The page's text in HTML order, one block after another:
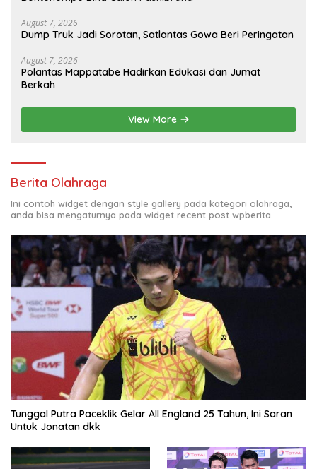
August 7, 2026
Dump Truk Jadi Sorotan, Satlantas Gowa Beri Peringatan
August 7, 2026
Polantas Mappatabe Hadirkan Edukasi dan Jumat
Berkah
View More
Berita Olahraga
Ini contoh widget dengan style gallery pada kategori olahraga,
anda bisa mengaturnya pada widget recent post wpberita.
Tunggal Putra Paceklik Gelar All England 25 Tahun, Ini Saran
Untuk Jonatan dkk